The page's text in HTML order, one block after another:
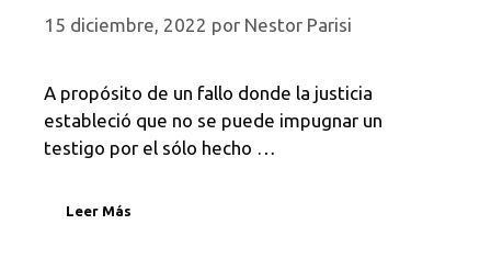
15 diciembre, 2022 por Nestor Parisi
A propósito de un fallo donde la justicia
estableció que no se puede impugnar un
testigo por el sólo hecho …
Leer Más